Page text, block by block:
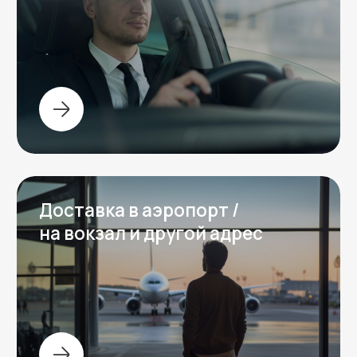
Перезвоним за 15 минут
Фотогалерея от клиентов